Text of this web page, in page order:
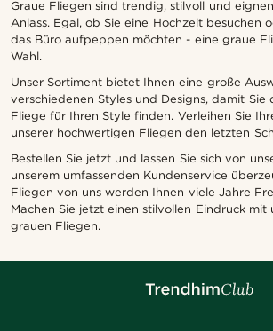
Graue Fliegen sind trendig, stilvoll und
Anlass. Egal, ob Sie eine Hochzeit besuchen
das Büro aufpeppen möchten - eine graue
Wahl.
Unser Sortiment bietet Ihnen eine große
verschiedenen Styles und Designs, damit
Fliege für Ihren Style finden. Verleihen Sie
unserer hochwertigen Fliegen den letzten
Bestellen Sie jetzt und lassen Sie sich von
unserem umfassenden Kundenservice
Fliegen von uns werden Ihnen viele Jahre
Machen Sie jetzt einen stilvollen Eindruck mit
grauen Fliegen.